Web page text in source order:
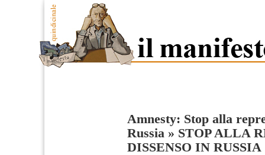
Amnesty: Stop alla
Russia » STOP ALLA
DISSENSO IN RUSSIA